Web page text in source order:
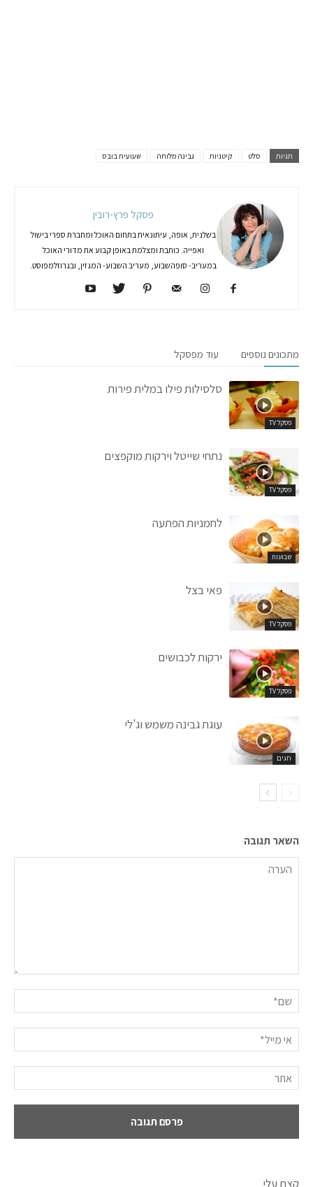
תגיות סלט קיטניות גבינה מלוחה שעועית בובס
פסקל פרץ-רובין
בשלנית, אופה, עיתונאית בתחום האוכל ומחברת ספרי בישול
ואפייה. כותבת ומצלמת באופן קבוע את מדורי האוכל
במעריב- סופהשבוע, מעריב השבוע- המגזין, ובגרוזלמפוסט.
מתכונים נוספים עוד מפסקל
פסקל TV
סלסילות פילו במלית פירות
פסקל TV
נתחי שייטל וירקות מוקפצים
שבועות
לחמניות הפתעה
פסקל TV
פאי בצל
פסקל TV
ירקות לכבושים
חגים
עוגת גבינה משמש וג'לי
השאר תגובה
קצת עלי